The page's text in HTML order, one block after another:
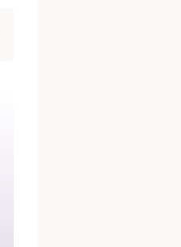
Babyclub